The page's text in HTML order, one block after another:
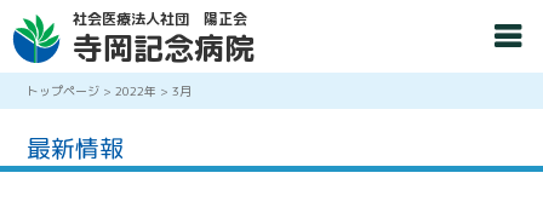
社会医療法人社団 陽正会
寺岡記念病院
トップページ >2022年 >3月
最新情報